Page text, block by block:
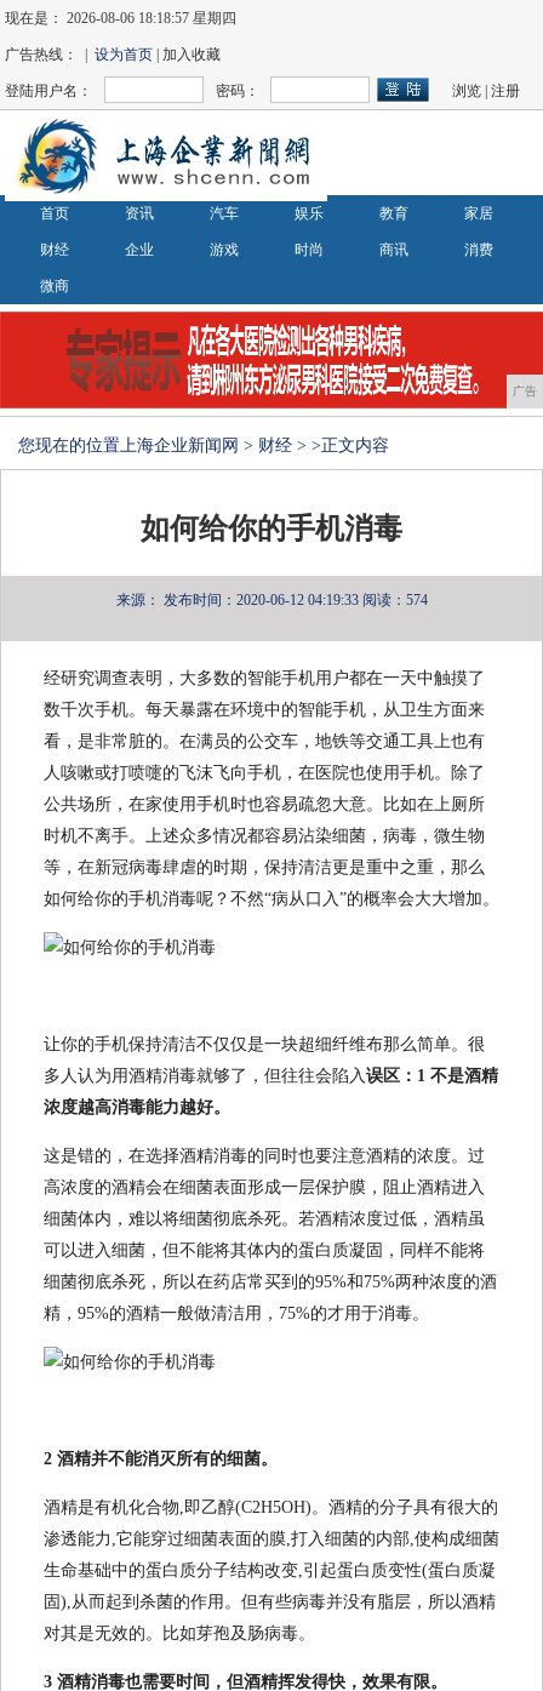
现在是：2026-08-06 18:18:57 星期四
广告热线： |设为首页 | 加入收藏
登陆用户名： 密码： 浏览 |注册
首页 资讯 汽车 娱乐 教育 家居
财经 企业 游戏 时尚 商讯 消费
微商
广告
您现在的位置上海企业新闻网 > 财经 > >正文内容
如何给你的手机消毒
来源： 发布时间：2020-06-12 04:19:33 阅读：574
经研究调查表明，大多数的智能手机用户都在一天中触摸了
数千次手机。每天暴露在环境中的智能手机，从卫生方面来
看，是非常脏的。在满员的公交车，地铁等交通工具上也有
人咳嗽或打喷嚏的飞沫飞向手机，在医院也使用手机。除了
公共场所，在家使用手机时也容易疏忽大意。比如在上厕所
时机不离手。上述众多情况都容易沾染细菌，病毒，微生物
等，在新冠病毒肆虐的时期，保持清洁更是重中之重，那么
如何给你的手机消毒呢？不然“病从口入”的概率会大大增加。
让你的手机保持清洁不仅仅是一块超细纤维布那么简单。很
多人认为用酒精消毒就够了，但往往会陷入误区：1 不是酒精
浓度越高消毒能力越好。
这是错的，在选择酒精消毒的同时也要注意酒精的浓度。过
高浓度的酒精会在细菌表面形成一层保护膜，阻止酒精进入
细菌体内，难以将细菌彻底杀死。若酒精浓度过低，酒精虽
可以进入细菌，但不能将其体内的蛋白质凝固，同样不能将
细菌彻底杀死，所以在药店常买到的95%和75%两种浓度的酒
精，95%的酒精一般做清洁用，75%的才用于消毒。
2 酒精并不能消灭所有的细菌。
酒精是有机化合物,即乙醇(C2H5OH)。酒精的分子具有很大的
渗透能力,它能穿过细菌表面的膜,打入细菌的内部,使构成细菌
生命基础中的蛋白质分子结构改变,引起蛋白质变性(蛋白质凝
固),从而起到杀菌的作用。但有些病毒并没有脂层，所以酒精
对其是无效的。比如芽孢及肠病毒。
3 酒精消毒也需要时间，但酒精挥发得快，效果有限。